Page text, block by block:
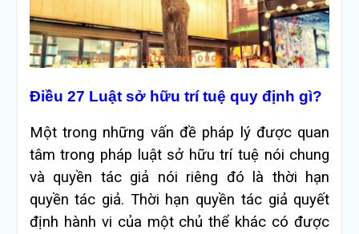
Điều 27 Luật sở hữu trí tuệ quy định gì?
Một trong những vấn đề pháp lý được quan
tâm trong pháp luật sở hữu trí tuệ nói chung
và quyền tác giả nói riêng đó là thời hạn
quyền tác giả. Thời hạn quyền tác giả quyết
định hành vi của một chủ thể khác có được